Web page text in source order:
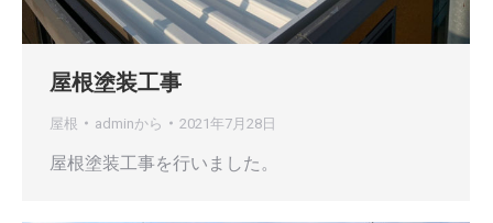
屋根塗装工事
屋根 adminから 2021年7月28日
屋根塗装工事を行いました。